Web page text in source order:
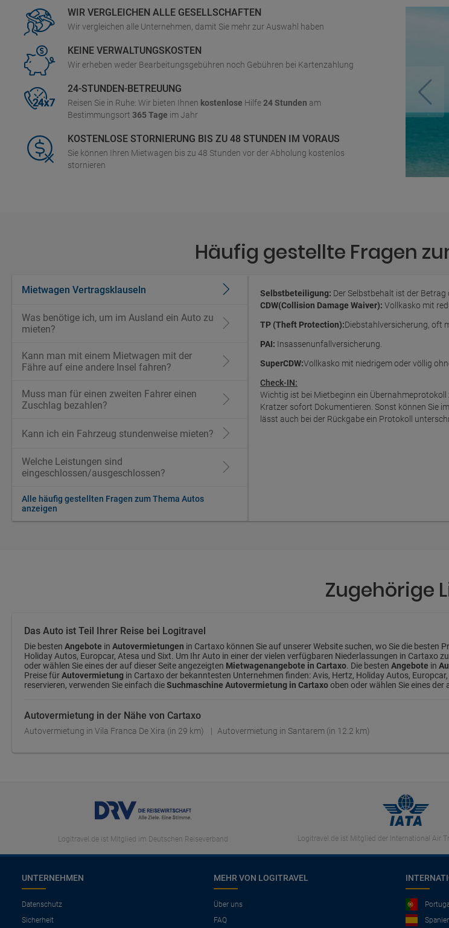
WIR VERGLEICHEN ALLE GESELLSCHAFTEN
Wir vergleichen alle Unternehmen, damit Sie mehr zur Auswahl haben
KEINE VERWALTUNGSKOSTEN
Wir erheben weder Bearbeitungsgebühren noch Gebühren bei Kartenzahlung
24-STUNDEN-BETREUUNG
Reisen Sie in Ruhe: Wir bieten Ihnen kostenlose Hilfe24 Stunden am
Bestimmungsort 365 Tage im Jahr
KOSTENLOSE STORNIERUNG BIS ZU 48 STUNDEN IM VORAUS
Sie können Ihren Mietwagen bis zu 48 Stunden vor der Abholung kostenlos
stornieren
Häufig gestellte Fragen
Mietwagen Vertragsklauseln
Was benötige ich, um im Ausland ein Auto zu
mieten?
Kann man mit einem Mietwagen mit der
Fähre auf eine andere Insel fahren?
Muss man für einen zweiten Fahrer einen
Zuschlag bezahlen?
Kann ich ein Fahrzeug stundenweise mieten?
Welche Leistungen sind
eingeschlossen/ausgeschlossen?
Alle häufig gestellten Fragen zum Thema Autos
anzeigen
Selbstbeteiligung: Der Selbstbehalt ist der
CDW(Collision Damage Waiver): Vollkasko mit
TP (Theft Protection):Diebstahlversicherung, oft
PAI: Insassenunfallversicherung.
SuperCDW:Vollkasko mit niedrigem oder völlig
Check-IN:
Wichtig ist bei Mietbeginn ein Übernahmeprotokoll
Kratzer sofort Dokumentieren. Sonst können Sie
lässt auch bei der Rückgabe ein Protokoll
Zugehörige
Das Auto ist Teil Ihrer Reise bei Logitravel
Die besten Angebote in Autovermietungen in Cartaxo können Sie auf unserer Website suchen, wo Sie die besten
Holiday Autos, Europcar, Atesa und Sixt. Um Ihr Auto in einer der vielen verfügbaren Niederlassungen in Cartaxo
oder wählen Sie eines der auf dieser Seite angezeigten Mietwagenangebote in Cartaxo. Die besten Angebote in
Preise fürAutovermietung in Cartaxo der bekanntesten Unternehmen finden: Avis, Hertz, Holiday Autos,
reservieren, verwenden Sie einfach dieSuchmaschine Autovermietung in Cartaxooben oder wählen Sie eines der
Autovermietung in der Nähe von Cartaxo
Autovermietung in Vila Franca De Xira (in 29 km) Autovermietung in Santarem (in 12.2 km)
Logitravel.de ist Mitglied im Deutschen Reiseverband Logitravel.de ist Mitglied der International Air
UNTERNEHMEN
Datenschutz
Sicherheit
MEHR VON LOGITRAVEL
Über uns
FAQ